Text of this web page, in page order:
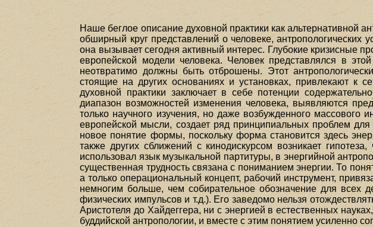
Наше беглое описание духовной практики как альтернативной
обширный круг представлений о человеке, антропологических
она вызывает сегодня активный интерес. Глубокие кризисные
европейской модели человека. Человек представлялся в
неотвратимо должны быть отброшены. Этот
стоящие на других основаниях и установках, привлекают к
духовной практики заключает в себе потенции
диапазон возможностей изменения человека, выявляются
только научного изучения, но даже возбужденного массового
европейской мысли, создает ряд принципиальных проблем
новое понятие формы, поскольку форма становится здесь
также других сближений с кинодискурсом возникает
использовал язык музыкальной партитуры, в энергийной
существенная трудность связана с пониманием энергии. То
а только операциональный концепт, рабочий инструмент,
немногим больше, чем собирательное обозначение для всех
физических импульсов и т.д.). Его заведомо нельзя
Аристотеля до Хайдеггера, ни с энергией в естественных
буддийской антропологии, и вместе с этим понятием усиленно